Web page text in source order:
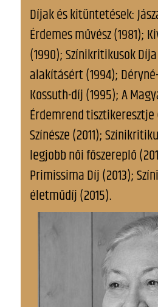
Díjak és kitüntetések:
Érdemes művész (1981);
(1990); Színikritikusok
alakításért (1994);
Kossuth-díj (1995); A
Érdemrend
Színésze (2011);
legjobb női főszereplő
Primissima Díj (2013);
életműdíj (2015).